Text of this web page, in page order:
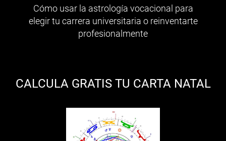
Cómo usar la astrología vocacional para
elegir tu carrera universitaria o reinventarte
profesionalmente
CALCULA GRATIS TU CARTA NATAL